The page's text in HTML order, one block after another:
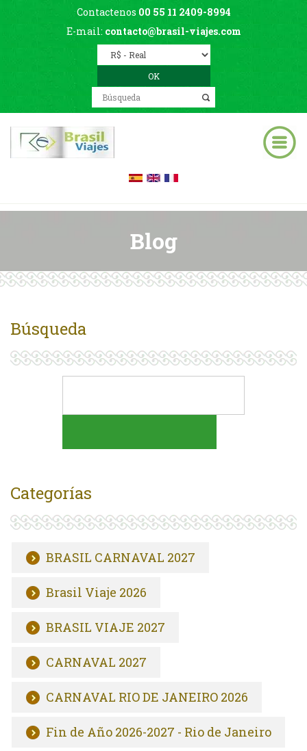
Contactenos 00 55 11 2409-8994
E-mail: contacto@brasil-viajes.com
Blog
Búsqueda
Categorías
BRASIL CARNAVAL 2027
Brasil Viaje 2026
BRASIL VIAJE 2027
CARNAVAL 2027
CARNAVAL RIO DE JANEIRO 2026
Fin de Año 2026-2027 - Rio de Janeiro